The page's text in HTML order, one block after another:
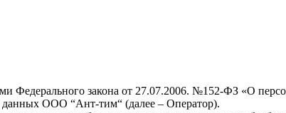
Федерального закона от 27.07.2006. №152-ФЗ «О
данных ООО “Ант-тим“ (далее – Оператор).